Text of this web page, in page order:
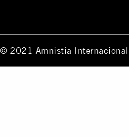
© 2021 Amnistía Internacional